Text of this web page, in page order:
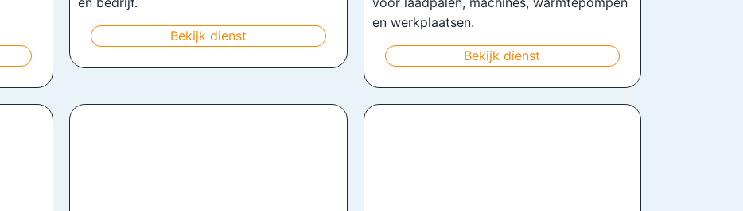
Bekijk dienst
en werkplaatsen.
Bekijk dienst